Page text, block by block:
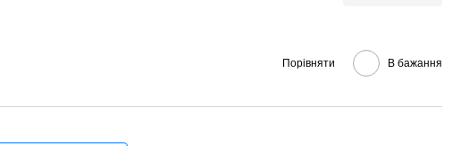
Порівняти В бажання